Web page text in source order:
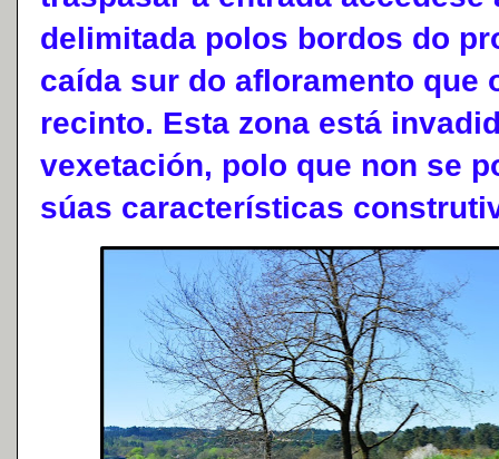
delimitada polos bordos do
caída sur do afloramento que
recinto. Esta zona está
vexetación, polo que non se
súas características